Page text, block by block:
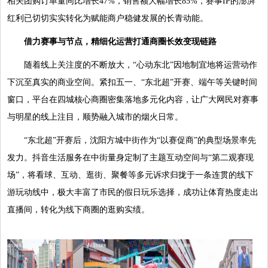
红利已切切实实转化为赋能商户稳健发展的长青动能。
借力赛事与节点，精细化运营打通商圈长效变现链路
随着线上关注度的不断放大，“心动东北”因地制宜地将运营动作
下沉至真实的商业空间。紧扣五一、“东北超”开赛、端午等关键时间
窗口，平台在四城核心商圈密集落地多元化内容，让广大网民对赛事
与明星的线上注目，顺势融入城市的烟火日常。
“东北超”开赛后，沈阳方城中街作为“以赛促商”的典型场景率先
发力。抖音生活服务在中街量身定制了主题互动空间与“第二观赛现
场”，将看球、互动、逛街、聚餐等多元诉求归拢于一条连贯的线下
游玩动线中，极大丰富了市民的假日玩乐选择，成功让体育热度走出
直播间，转化为线下商圈的逛购实绩。